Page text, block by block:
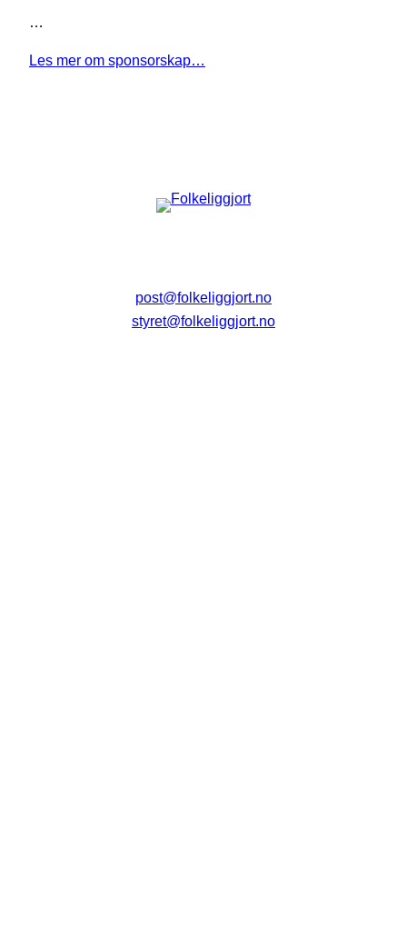
…
Les mer om sponsorskap…
post@folkeliggjort.no
styret@folkeliggjort.no